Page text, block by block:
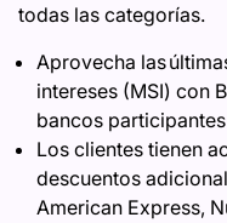
todas las categorías.
Aprovecha las
intereses (MSI) con
bancos participantes
Los clientes tienen
descuentos
American Express,